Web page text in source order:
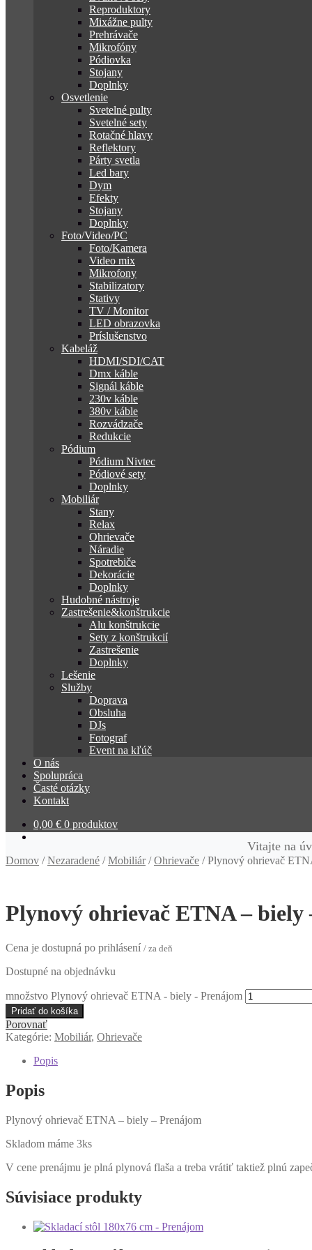
Reproduktory
Mixážne pulty
Prehrávače
Mikrofóny
Pódiovka
Stojany
Doplnky
Osvetlenie
Svetelné pulty
Svetelné sety
Rotačné hlavy
Reflektory
Párty svetla
Led bary
Dym
Efekty
Stojany
Doplnky
Foto/Video/PC
Foto/Kamera
Video mix
Mikrofony
Stabilizatory
Stativy
TV / Monitor
LED obrazovka
Príslušenstvo
Kabeláž
HDMI/SDI/CAT
Dmx káble
Signál káble
230v káble
380v káble
Rozvádzače
Redukcie
Pódium
Pódium Nivtec
Pódiové sety
Doplnky
Mobiliár
Stany
Relax
Ohrievače
Náradie
Spotrebiče
Dekorácie
Doplnky
Hudobné nástroje
Zastrešenie&konštrukcie
Alu konštrukcie
Sety z konštrukcií
Zastrešenie
Doplnky
Lešenie
Služby
Doprava
Obsluha
DJs
Fotograf
Event na kľúč
O nás
Spolupráca
Časté otázky
Kontakt
0,00 € 0 produktov
Domov /Nezaradené /Mobiliár/Ohrievače /Plynový ohrievač
Vitajte na
Plynový ohrievač ETNA – biely
Cena je dostupná po prihlásení / za deň
Dostupné na objednávku
množstvo Plynový ohrievač ETNA - biely - Prenájom
Pridať do košíka
Porovnať
Kategórie: Mobiliár, Ohrievače
Popis
Popis
Plynový ohrievač ETNA – biely – Prenájom
Skladom máme 3ks
V cene prenájmu je plná plynová flaša a treba vrátiť taktiež plnú
Súvisiace produkty